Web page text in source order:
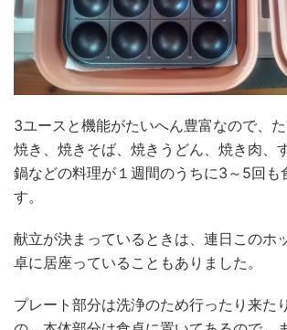
3ユースと機能がたいへん豊富なので、
焼き、焼きそば、焼きうどん、焼き肉、
鍋などの料理が１週間のうちに3～5回も
す。
献立が決まっているときは、連日このホ
卓に居座っていることもありました。
プレート部分は洗浄のため行ったり来た